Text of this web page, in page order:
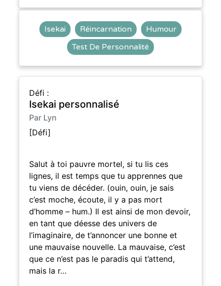
Isekai Réincarnation
Humour
Test De Personnalité
Défi :
Isekai personnalisé
Par Lyn
[Défi]
Salut à toi pauvre mortel, si tu lis ces
lignes, il est temps que tu apprennes que
tu viens de décéder. (ouin, ouin, je sais
c’est moche, écoute, il y a pas mort
d’homme – hum.) Il est ainsi de mon devoir,
en tant que déesse des univers de
l’imaginaire, de t’annoncer une bonne et
une mauvaise nouvelle. La mauvaise, c’est
que ce n’est pas le paradis qui t’attend,
mais la r…